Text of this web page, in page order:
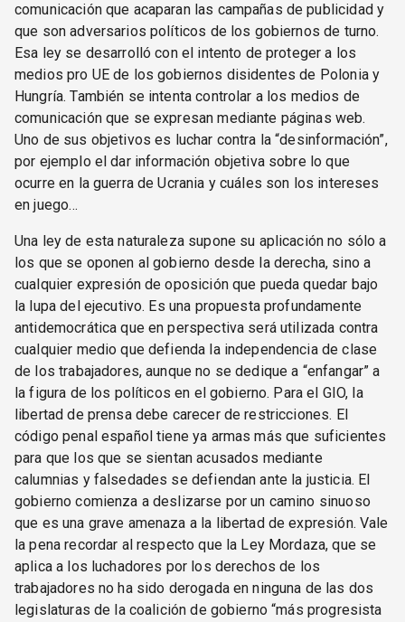
comunicación que acaparan las campañas de publicidad y
que son adversarios políticos de los gobiernos de turno.
Esa ley se desarrolló con el intento de proteger a los
medios pro UE de los gobiernos disidentes de Polonia y
Hungría. También se intenta controlar a los medios de
comunicación que se expresan mediante páginas web.
Uno de sus objetivos es luchar contra la “desinformación”,
por ejemplo el dar información objetiva sobre lo que
ocurre en la guerra de Ucrania y cuáles son los intereses
en juego…
Una ley de esta naturaleza supone su aplicación no sólo a
los que se oponen al gobierno desde la derecha, sino a
cualquier expresión de oposición que pueda quedar bajo
la lupa del ejecutivo. Es una propuesta profundamente
antidemocrática que en perspectiva será utilizada contra
cualquier medio que defienda la independencia de clase
de los trabajadores, aunque no se dedique a “enfangar” a
la figura de los políticos en el gobierno. Para el GIO, la
libertad de prensa debe carecer de restricciones. El
código penal español tiene ya armas más que suficientes
para que los que se sientan acusados mediante
calumnias y falsedades se defiendan ante la justicia. El
gobierno comienza a deslizarse por un camino sinuoso
que es una grave amenaza a la libertad de expresión. Vale
la pena recordar al respecto que la Ley Mordaza, que se
aplica a los luchadores por los derechos de los
trabajadores no ha sido derogada en ninguna de las dos
legislaturas de la coalición de gobierno “más progresista